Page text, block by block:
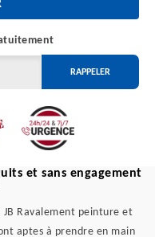
et sans engagement
Ravalement peinture et
aptes à prendre en main